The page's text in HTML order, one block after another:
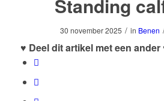
Standing
30 november 2025 / in Benen
♥ Deel dit artikel met een ander